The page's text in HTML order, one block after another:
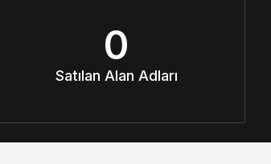
0
Satılan Alan Adları